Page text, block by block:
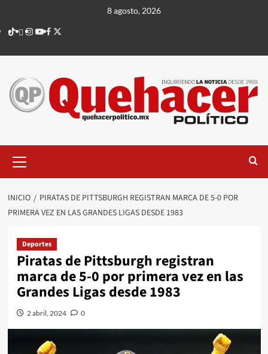
contenido
8 agosto, 2026
TikTok
threads
Instagram
Youtube
Facebook
X
principal
INICIO
PIRATAS DE PITTSBURGH REGISTRAN MARCA DE 5-0 POR
PRIMERA VEZ EN LAS GRANDES LIGAS DESDE 1983
Deportes
Piratas de Pittsburgh registran
marca de 5-0 por primera vez en las
Grandes Ligas desde 1983
2 abril, 2024 0